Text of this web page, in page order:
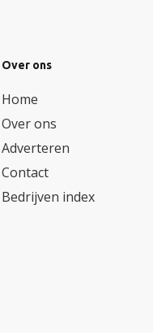
Over ons
Home
Over ons
Adverteren
Contact
Bedrijven index